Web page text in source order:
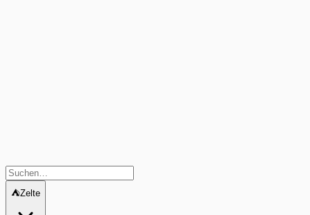
⛺Zelte